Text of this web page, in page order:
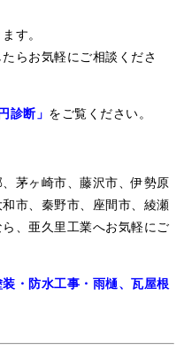
す。
らお気軽にご相談くださ
診断」 をご覧ください。
茅ヶ崎市、藤沢市、伊勢原
市、秦野市、座間市、綾瀬
、亜久里工業へお気軽にご
・防水工事・雨樋、瓦屋根